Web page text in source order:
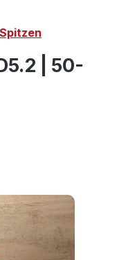
Spitzen
| 50-